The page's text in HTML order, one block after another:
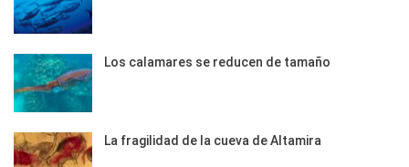
Los calamares se reducen de tamaño
La fragilidad de la cueva de Altamira